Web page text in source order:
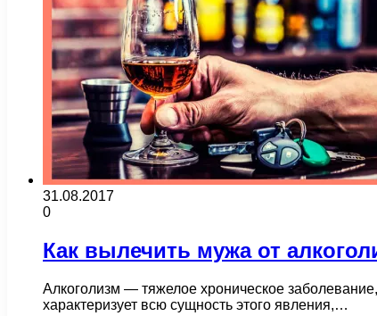
31.08.2017
0
Как вылечить мужа от
Алкоголизм — тяжелое хроническое
характеризует всю сущность этого явления,…